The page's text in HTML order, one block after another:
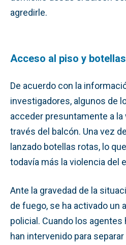
agredirle.
Acceso al piso y
De acuerdo con la
investigadores, algunos de
acceder presuntamente a la
través del balcón. Una vez
lanzado botellas rotas, lo
todavía más la violencia del
Ante la gravedad de la
de fuego, se ha activado un
policial. Cuando los agentes
han intervenido para